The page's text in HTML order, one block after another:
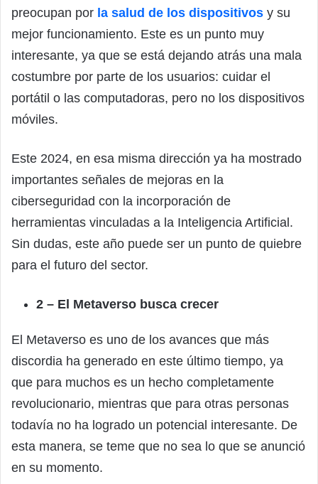
preocupan por la salud de los dispositivos y su
mejor funcionamiento. Este es un punto muy
interesante, ya que se está dejando atrás una mala
costumbre por parte de los usuarios: cuidar el
portátil o las computadoras, pero no los dispositivos
móviles.
Este 2024, en esa misma dirección ya ha mostrado
importantes señales de mejoras en la
ciberseguridad con la incorporación de
herramientas vinculadas a la Inteligencia Artificial.
Sin dudas, este año puede ser un punto de quiebre
para el futuro del sector.
2 – El Metaverso busca crecer
El Metaverso es uno de los avances que más
discordia ha generado en este último tiempo, ya
que para muchos es un hecho completamente
revolucionario, mientras que para otras personas
todavía no ha logrado un potencial interesante. De
esta manera, se teme que no sea lo que se anunció
en su momento.